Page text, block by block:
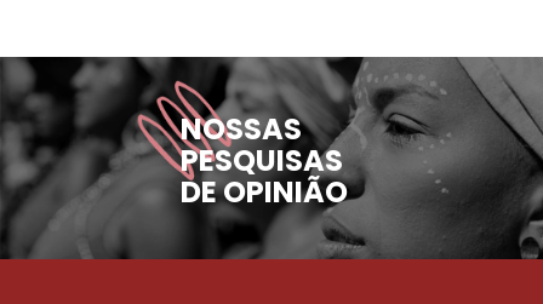
NOSSAS
PESQUISAS
DE OPINIÃO